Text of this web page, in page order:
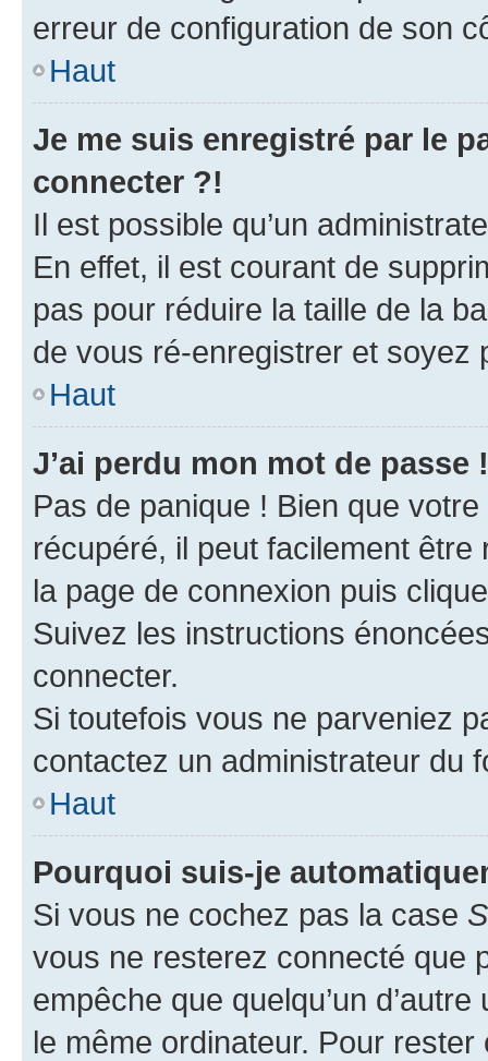
erreur de configuration de son
Haut
Je me suis enregistré par le
connecter ?!
Il est possible qu’un
En effet, il est courant de
pas pour réduire la taille de la
de vous ré-enregistrer et soyez
Haut
J’ai perdu mon mot de passe !
Pas de panique ! Bien que
récupéré, il peut facilement
la page de connexion puis
Suivez les instructions
connecter.
Si toutefois vous ne parveniez
contactez un administrateur du
Haut
Pourquoi suis-je
Si vous ne cochez pas la case
vous ne resterez connecté que
empêche que quelqu’un
le même ordinateur. Pour